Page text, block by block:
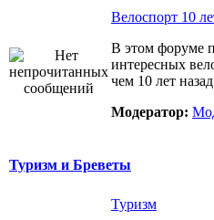
Велоспорт 10
В этом форуме
интересных
чем 10 лет
Модератор:
Туризм и Бреветы
Туризм